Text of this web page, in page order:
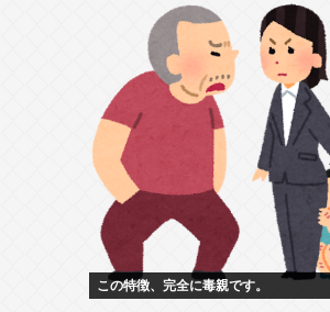
この特徴、完全に毒親です。